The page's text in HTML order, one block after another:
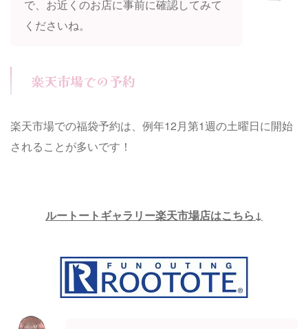
で、お近くのお店に事前に確認してみて
くださいね。
楽天市場での予約
楽天市場での福袋予約は、例年12月第1週の土曜日に開始
されることが多いです！
ルートートギャラリー楽天市場店はこちら↓